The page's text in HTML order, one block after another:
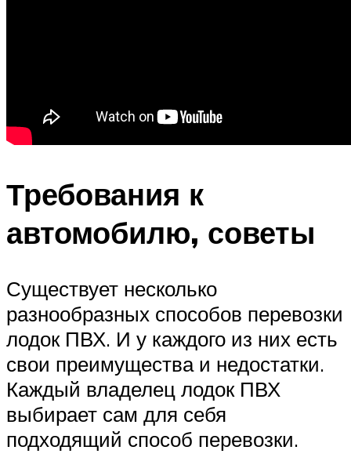
Требования к
автомобилю, советы
Существует несколько
разнообразных способов перевозки
лодок ПВХ. И у каждого из них есть
свои преимущества и недостатки.
Каждый владелец лодок ПВХ
выбирает сам для себя
подходящий способ перевозки.